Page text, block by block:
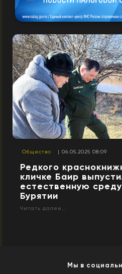
Общество | 06.05.2025 08:09
Редкого
кличке Баир
естественную
Бурятии
Читать далее...
Мы в